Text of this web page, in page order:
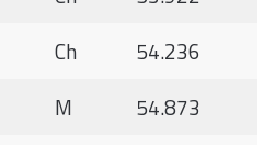
Ch
54.236
M
54.873